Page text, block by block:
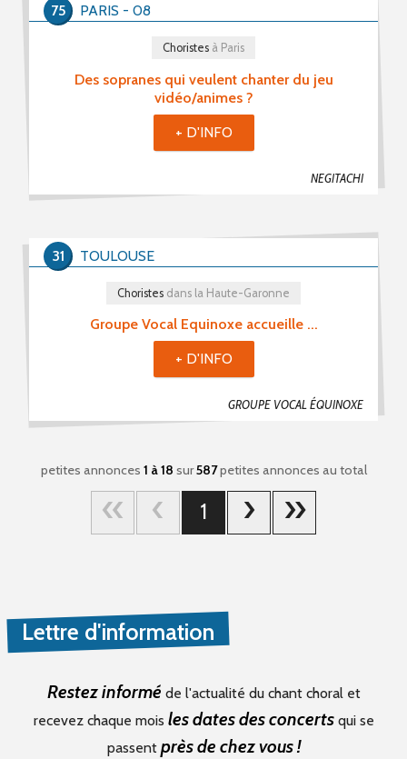
Des sopranes qui veulent chanter du jeu
vidéo/animes ?
NEGITACHI
Choristes à Paris
PARIS - 08
75
+ D'INFO
Groupe Vocal Equinoxe accueille ...
GROUPE VOCAL ÉQUINOXE
Choristes dans la Haute-Garonne
TOULOUSE
31
+ D'INFO
petites annonces 1 à 18 sur587petites annonces au total
1
Lettre d'information
Restez informé de l'actualité du chant choral et
recevez chaque mois les dates des concertsqui se
passent près de chez vous !